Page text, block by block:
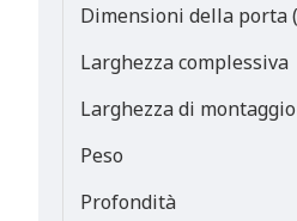
Dimensioni della porta
Larghezza complessiva
Larghezza di montaggio
Peso
Profondità